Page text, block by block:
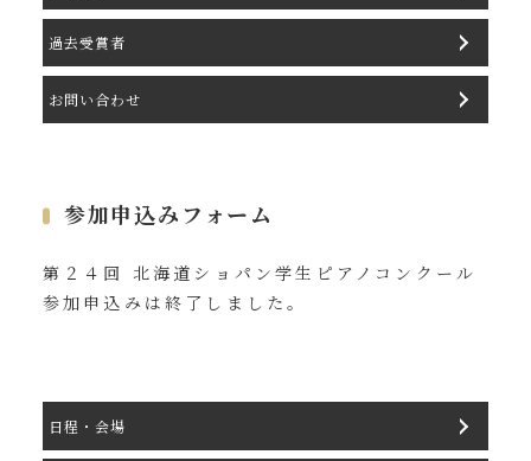
過去受賞者
お問い合わせ
参加申込みフォーム
第２４回 北海道ショパン学生ピアノコンクール
参加申込みは終了しました。
日程・会場